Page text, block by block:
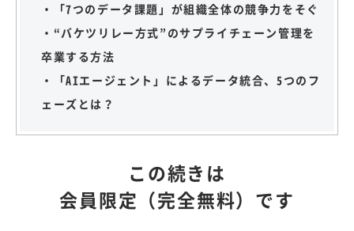
・「7つのデータ課題」が組織全体の競争力をそぐ
・“バケツリレー方式”のサプライチェーン管理を
卒業する方法
・「AIエージェント」によるデータ統合、5つのフ
ェーズとは？
この続きは
会員限定（完全無料）です